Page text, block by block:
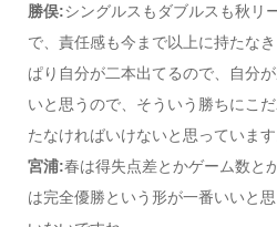
勝俣:シングルスもダブルスも秋リ
で、責任感も今まで以上に持たな
ぱり自分が二本出てるので、自分
いと思うので、そういう勝ちにこ
たなければいけないと思っています
宮浦:春は得失点差とかゲーム数と
は完全優勝という形が一番いいと